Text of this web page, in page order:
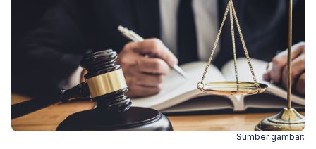
Sumber gambar: